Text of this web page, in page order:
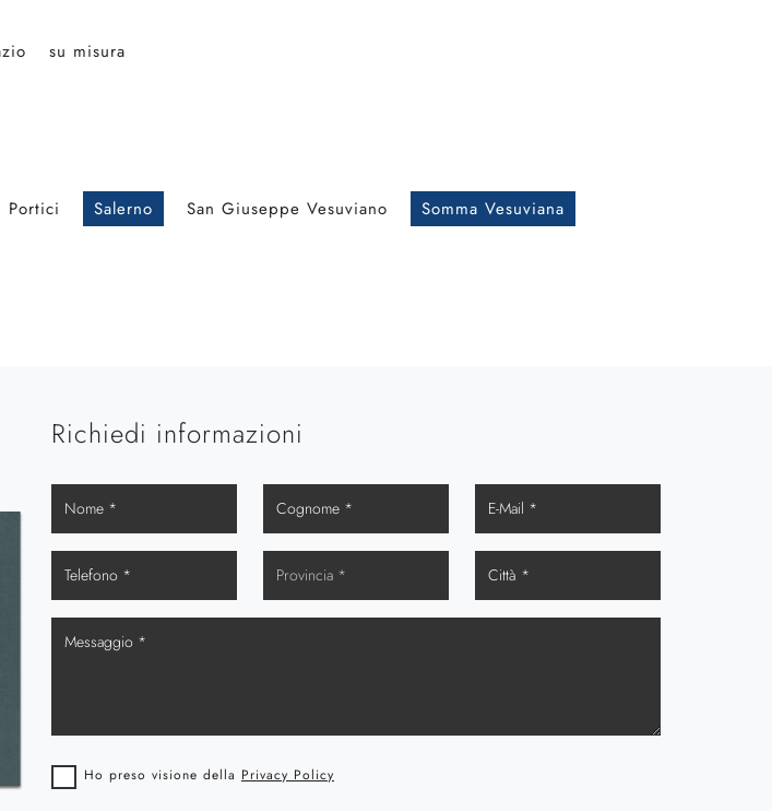
su misura
Portici Salerno San Giuseppe Vesuviano
Somma Vesuviana
Richiedi informazioni
Ho preso visione della Privacy Policy